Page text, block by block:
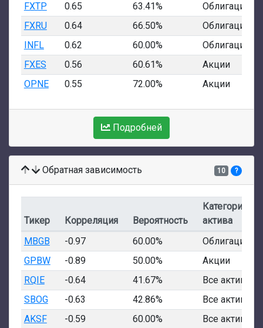
FXTP
0.65 63.41%
Облигации
FXRU
0.64 66.50%
Облигации
INFL
0.62 60.00%
Облигации
FXES
0.56 60.61%
Акции
OPNE
0.55 72.00% Акции
Подробней
Обратная зависимость 10 ?
Тикер Корреляция Вероятность
Категория
актива
MBGB
-0.97 60.00%
Облигации
GPBW
-0.89 50.00%
Акции
RQIE
-0.64 41.67%
Все активы
SBOG
-0.63 42.86%
Все активы
AKSF
-0.59 60.00% Все активы